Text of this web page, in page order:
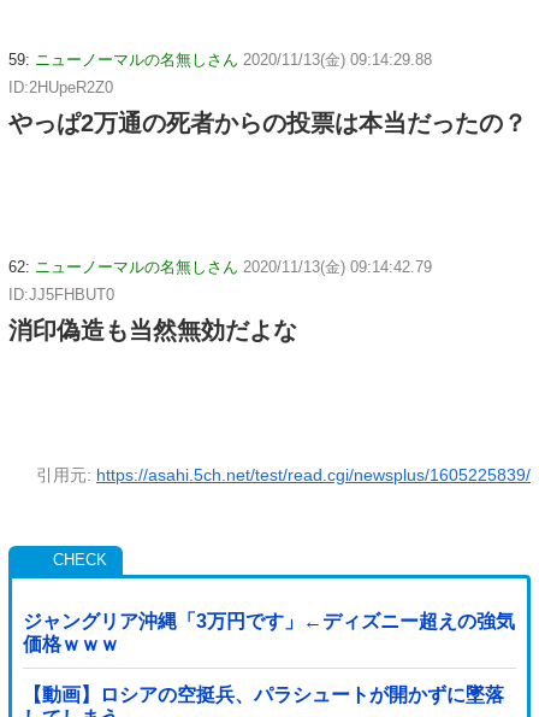
59: ニューノーマルの名無しさん 2020/11/13(金) 09:14:29.88
ID:2HUpeR2Z0
やっぱ2万通の死者からの投票は本当だったの？
62: ニューノーマルの名無しさん 2020/11/13(金) 09:14:42.79
ID:JJ5FHBUT0
消印偽造も当然無効だよな
引用元: https://asahi.5ch.net/test/read.cgi/newsplus/1605225839/
ジャングリア沖縄「3万円です」←ディズニー超えの強気
価格ｗｗｗ
【動画】ロシアの空挺兵、パラシュートが開かずに墜落